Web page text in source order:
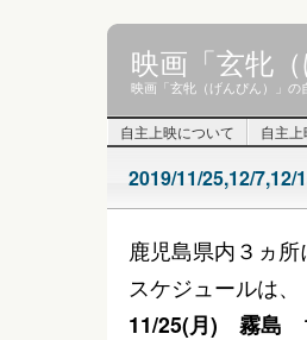
映画「玄牝
映画「玄牝（げんぴん）」の
自主上映について 自主上
2019/11/25,12/7,12/
鹿児島県内３ヵ
スケジュールは、
11/25(月) 霧島